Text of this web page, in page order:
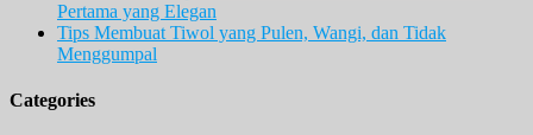
Pertama yang Elegan
Tips Membuat Tiwol yang Pulen, Wangi, dan Tidak
Menggumpal
Categories